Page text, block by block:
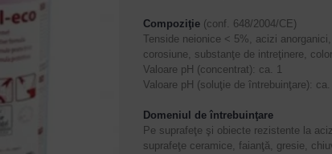
Compoziţie (conf. 648/2004/CE)
Tenside neionice < 5%, acizi
corosiune, substanţe de intreţinere,
Valoare pH (concentrat): ca.
Valoare pH (soluţie de întrebuinţare): ca.
Domeniul de întrebuinţare
Pe suprafeţe şi obiecte rezistente la
suprafeţe ceramice, faianţă, gresie,